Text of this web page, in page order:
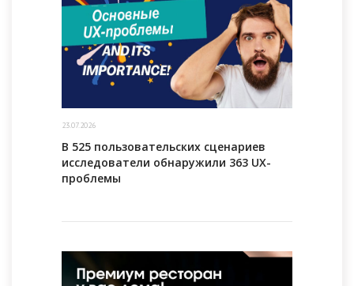
23.07.2026
В 525 пользовательских сценариев
исследователи обнаружили 363 UX-
проблемы